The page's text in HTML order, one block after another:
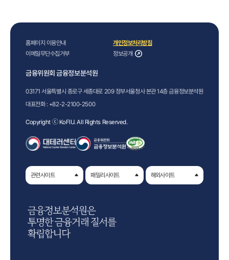
홈페이지 이용안내
개인정보처리방침
이메일무단수집거부
정보공개
금융위원회 금융정보분석원
03171 서울특별시 종로구 세종대로 209 정부서울청사 본관 14층 금융정보분석원
대표전화 : +82-2-2100-2500
Copyright ⓒ KoFIU. All Rights Reserved.
관련사이트 패밀리사이트 해외사이트